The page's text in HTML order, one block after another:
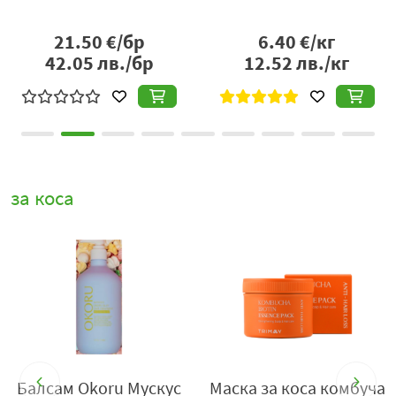
ефективен за трансформиране на косата и
поддържане на нейното здраве и красота.
Спреят идеално хидратира косата, подхранва я,
възстановява увредените зони, като я прави гладка и
копринена, връща здравословен блясък и гладкост.
която я предпазва от увреждане и запазва нейната
топлинна обработка, температурни промени и други
външни фактори.
Спрей серумът има лека текстура, бързо се абсорбира
и не утежнява косата. Придава елегантен и чувствен
плодово-флорален аромат:
връхни нотки – бергамот,
лайм, мандарина, портокал; средни нотки – роза,
иланг-иланг, кокос, жасмин; базови нотки – смокиня,
21.50€/бр
42.05лв./бр
6.40€/кг
12.52лв./кг
за коса
Балсам Okoru Мускус
Маска за коса комбуча